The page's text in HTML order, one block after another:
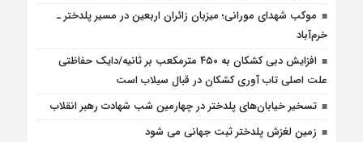
موکب شهدای مورانی؛ میزبان زائران اربعین در مسیر پلدختر ـ
خرم‌آباد
افزایش دبی کشکان به ۴۵۰ مترمکعب بر ثانیه/دایک حفاظتی
علت اصلی تاب آوری کشکان در قبال سیلاب است
تسخیر خیابان‌های پلدختر در چهارمین شب شهادت رهبر انقلاب
زمین لغزش پلدختر ثبت جهانی می شود